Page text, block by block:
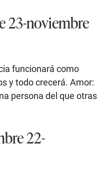
23-noviembre
funcionará como
y todo crecerá. Amor:
persona del que otras
22-